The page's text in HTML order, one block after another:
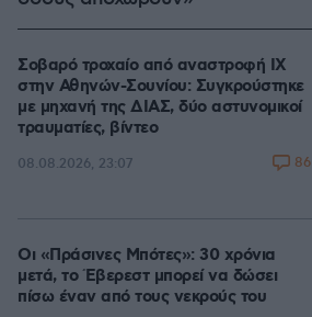
Σοβαρό τροχαίο από αναστροφή ΙΧ
στην Αθηνών-Σουνίου: Συγκρούστηκε
με μηχανή της ΔΙΑΣ, δύο αστυνομικοί
τραυματίες, βίντεο
08.08.2026, 23:07 86
Οι «Πράσινες Μπότες»: 30 χρόνια
μετά, το Έβερεστ μπορεί να δώσει
πίσω έναν από τους νεκρούς του